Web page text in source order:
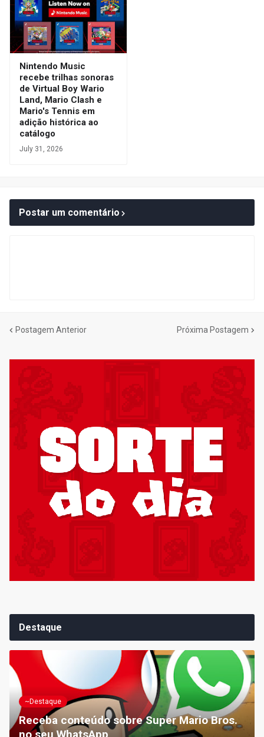
Nintendo Music
recebe trilhas sonoras
de Virtual Boy Wario
Land, Mario Clash e
Mario's Tennis em
adição histórica ao
catálogo
July 31, 2026
Postar um comentário
Postagem Anterior Próxima Postagem
Destaque
~Destaque
Receba conteúdo sobre Super Mario Bros.